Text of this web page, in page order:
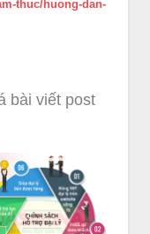
thuc/huong-dan-
bài viết post